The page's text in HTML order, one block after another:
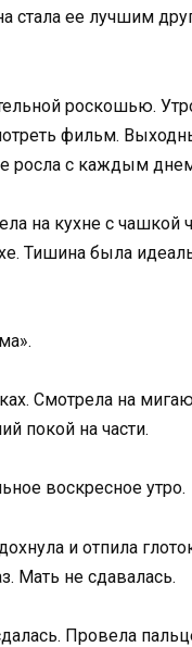
стала ее лучшим
роскошью.
фильм.
росла с каждым
на кухне с
Тишина была
Смотрела на
покой на части.
воскресное утро.
и отпила
Мать не сдавалась.
Провела